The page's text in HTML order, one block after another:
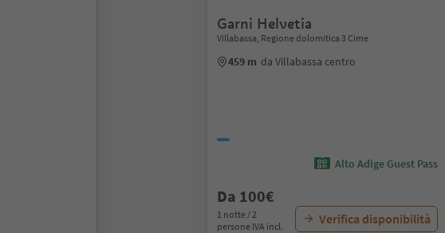
Garni Helvetia
Villabassa, Regione dolomitica 3 Cime
459 m da Villabassa centro
Alto Adige Guest Pass
Da 100€
1 notte / 2
persone IVA incl.
Verifica disponibilità